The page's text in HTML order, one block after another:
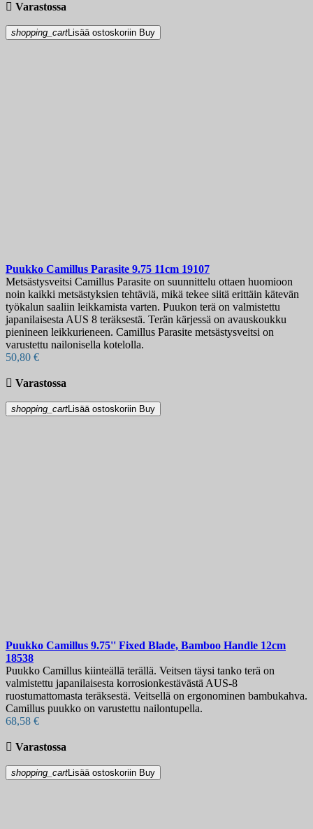
 Varastossa
shopping_cartLisää ostoskoriin Buy
Puukko Camillus Parasite 9.75 11cm 19107
Metsästysveitsi Camillus Parasite on suunnittelu ottaen huomioon
noin kaikki metsästyksien tehtäviä, mikä tekee siitä erittäin kätevän
työkalun saaliin leikkamista varten. Puukon terä on valmistettu
japanilaisesta AUS 8 teräksestä. Terän kärjessä on avauskoukku
pienineen leikkurieneen. Camillus Parasite metsästysveitsi on
varustettu nailonisella kotelolla.
50,80 €
 Varastossa
shopping_cartLisää ostoskoriin Buy
Puukko Camillus 9.75'' Fixed Blade, Bamboo Handle 12cm
18538
Puukko Camillus kiinteällä terällä. Veitsen täysi tanko terä on
valmistettu japanilaisesta korrosionkestävästä AUS-8
ruostumattomasta teräksestä. Veitsellä on ergonominen bambukahva.
Camillus puukko on varustettu nailontupella.
68,58 €
 Varastossa
shopping_cartLisää ostoskoriin Buy